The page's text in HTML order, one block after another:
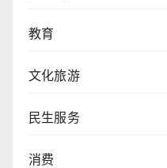
教育
文化旅游
民生服务
消费